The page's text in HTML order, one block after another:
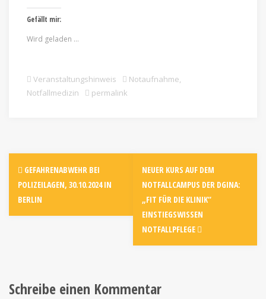
Gefällt mir:
Wird geladen …
Veranstaltungshinweis Notaufnahme,
Notfallmedizin
permalink
GEFAHRENABWEHR BEI
POLIZEILAGEN, 30.10.2024 IN
BERLIN
NEUER KURS AUF DEM
NOTFALLCAMPUS DER DGINA:
„FIT FÜR DIE KLINIK“
EINSTIEGSWISSEN
NOTFALLPFLEGE
Schreibe einen Kommentar